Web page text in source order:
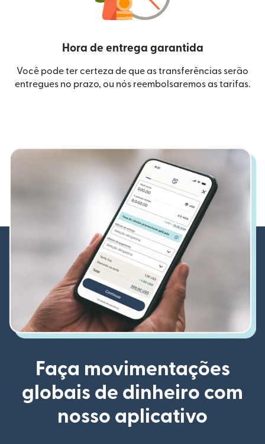
Hora de entrega garantida
Você pode ter certeza de que as transferências serão
entregues no prazo, ou nós reembolsaremos as tarifas.
Faça movimentações
globais de dinheiro com
nosso aplicativo